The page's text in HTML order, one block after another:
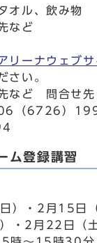
オル、飲み物
など
リーナウェブサ
さい。
など 問合せ先
（6726）
ム登録講習
）・2月15日
・2月22日（